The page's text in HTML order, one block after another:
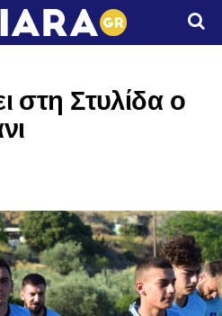
στη Στυλίδα ο